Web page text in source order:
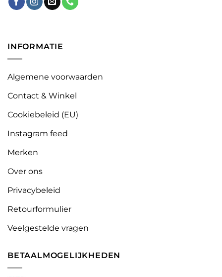
INFORMATIE
Algemene voorwaarden
Contact & Winkel
Cookiebeleid (EU)
Instagram feed
Merken
Over ons
Privacybeleid
Retourformulier
Veelgestelde vragen
BETAALMOGELIJKHEDEN